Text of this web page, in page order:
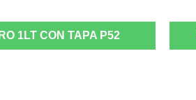
1LT CON TAPA P52